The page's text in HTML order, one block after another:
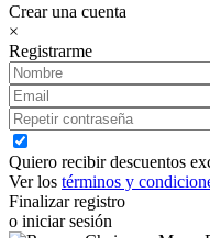
Crear una cuenta
×
Registrarme
Quiero recibir descuentos
Ver los términos y
Finalizar registro
o iniciar sesión